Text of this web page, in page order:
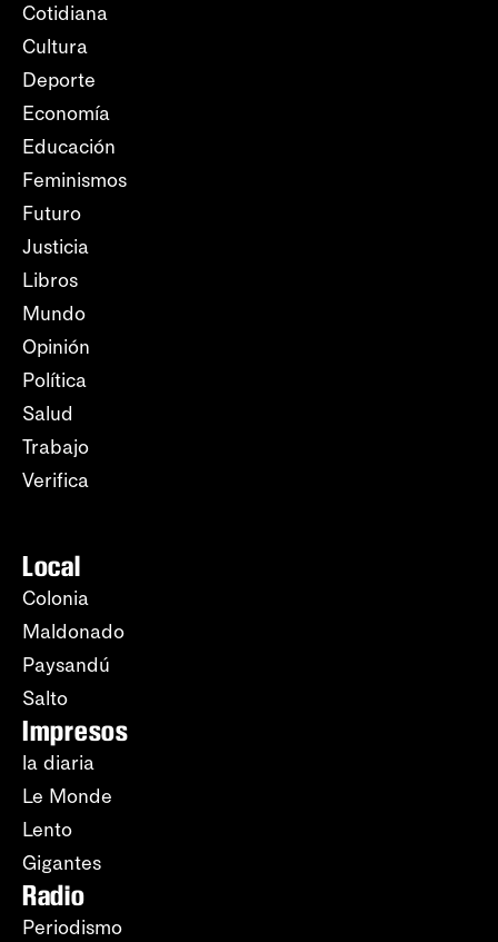
Cotidiana
Cultura
Deporte
Economía
Educación
Feminismos
Futuro
Justicia
Libros
Mundo
Opinión
Política
Salud
Trabajo
Verifica
Local
Colonia
Maldonado
Paysandú
Salto
Impresos
la diaria
Le Monde
Lento
Gigantes
Radio
Periodismo